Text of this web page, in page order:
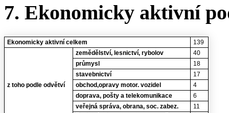
7. Ekonomicky aktivní
Ekonomicky aktivní celkem 139
z toho podle odvětví
zemědělství, lesnictví, rybolov
40
průmysl
18
stavebnictví
17
obchod,opravy motor. vozidel
4
doprava, pošty a telekomunikace
6
veřejná správa, obrana, soc. zabez.
11